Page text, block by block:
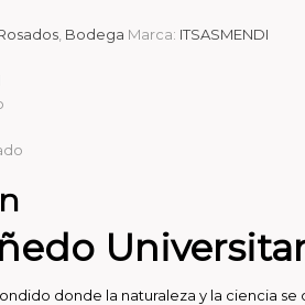
, Bodega Marca: ITSASMENDI
donde la naturaleza y la ciencia se